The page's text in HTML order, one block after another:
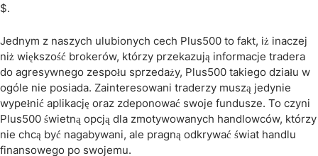
$.
Jednym z naszych ulubionych cech Plus500 to fakt, iż inaczej
niż większość brokerów, którzy przekazują informacje tradera
do agresywnego zespołu sprzedaży, Plus500 takiego działu w
ogóle nie posiada. Zainteresowani traderzy muszą jedynie
wypełnić aplikację oraz zdeponować swoje fundusze. To czyni
Plus500 świetną opcją dla zmotywowanych handlowców, którzy
nie chcą być nagabywani, ale pragną odkrywać świat handlu
finansowego po swojemu.